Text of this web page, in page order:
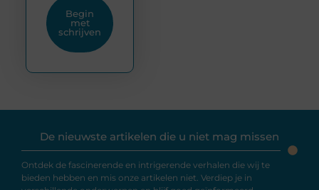
Begin
met
schrijven
De nieuwste artikelen die u niet mag missen
Ontdek de fascinerende en intrigerende verhalen die wij te
bieden hebben en mis onze artikelen niet. Verdiep je in